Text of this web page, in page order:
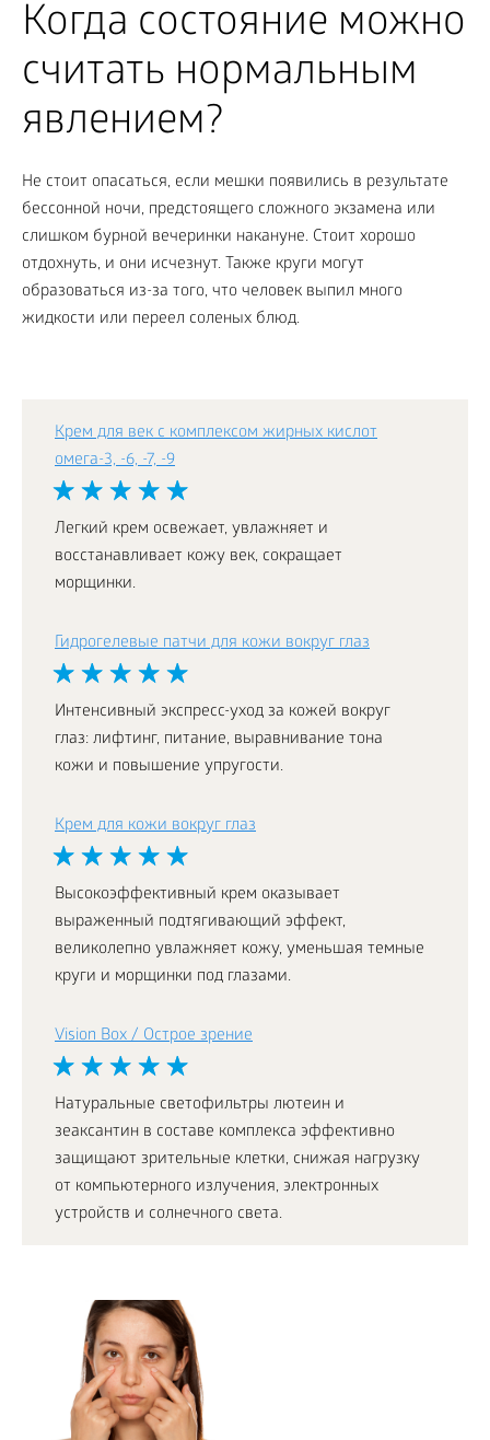
Когда состояние можно
считать нормальным
явлением?
Не стоит опасаться, если мешки появились в результате
бессонной ночи, предстоящего сложного экзамена или
слишком бурной вечеринки накануне. Стоит хорошо
отдохнуть, и они исчезнут. Также круги могут
образоваться из-за того, что человек выпил много
жидкости или переел соленых блюд.
Крем для век с комплексом жирных кислот
омега-3, -6, -7, -9
Легкий крем освежает, увлажняет и
восстанавливает кожу век, сокращает
морщинки.
Гидрогелевые патчи для кожи вокруг глаз
Интенсивный экспресс-уход за кожей вокруг
глаз: лифтинг, питание, выравнивание тона
кожи и повышение упругости.
Крем для кожи вокруг глаз
Высокоэффективный крем оказывает
выраженный подтягивающий эффект,
великолепно увлажняет кожу, уменьшая темные
круги и морщинки под глазами.
Vision Box / Острое зрение
Натуральные светофильтры лютеин и
зеаксантин в составе комплекса эффективно
защищают зрительные клетки, снижая нагрузку
от компьютерного излучения, электронных
устройств и солнечного света.